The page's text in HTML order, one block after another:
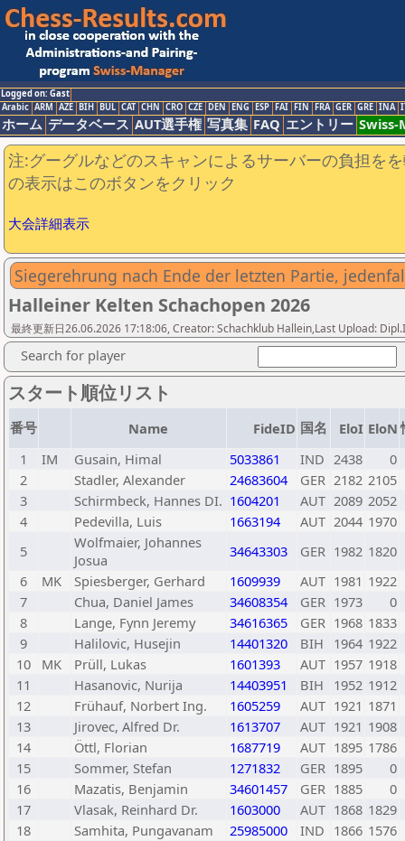
Logged on: Gast
Arabic ARM AZE BIH BUL CAT CHN CRO CZE DEN ENG ESP FAI FIN FRA GER GRE INA
ホーム データベース AUT選手権 写真集 FAQ エントリー
注:グーグルなどのスキャンによるサーバーの負担を
の表示はこのボタンをクリック
大会詳細表示
Siegerehrung nach Ende der letzten Partie,
Halleiner Kelten Schachopen 2026
最終更新日26.06.2026 17:18:06, Creator: Schachklub Hallein,Last Upload:
Search for player
スタート順位リスト
番号 Name FideID 国名 EloI EloN
1
IM Gusain, Himal 5033861 IND 2438
0
2
Stadler, Alexander 24683604 GER 2182 2105
3
Schirmbeck, Hannes DI. 1604201 AUT 2089 2052
4
Pedevilla, Luis 1663194 AUT 2044 1970
5
Wolfmaier, Johannes
Josua
34643303 GER 1982 1820
6
MK Spiesberger, Gerhard 1609939 AUT 1981 1922
7
Chua, Daniel James 34608354 GER 1973
0
8
Lange, Fynn Jeremy 34616365 GER 1968 1833
9
Halilovic, Husejin 14401320 BIH 1964 1922
10
MK Prüll, Lukas 1601393 AUT 1957 1918
11
Hasanovic, Nurija 14403951 BIH 1952 1912
12
Frühauf, Norbert Ing. 1605259 AUT 1921 1871
13
Jirovec, Alfred Dr. 1613707 AUT 1921 1908
14
Öttl, Florian 1687719 AUT 1895 1786
15
Sommer, Stefan 1271832 GER 1895
0
16
Mazatis, Benjamin 34601457 GER 1885
0
17
Vlasak, Reinhard Dr. 1603000 AUT 1868 1829
18
Samhita, Pungavanam 25985000 IND 1866 1576